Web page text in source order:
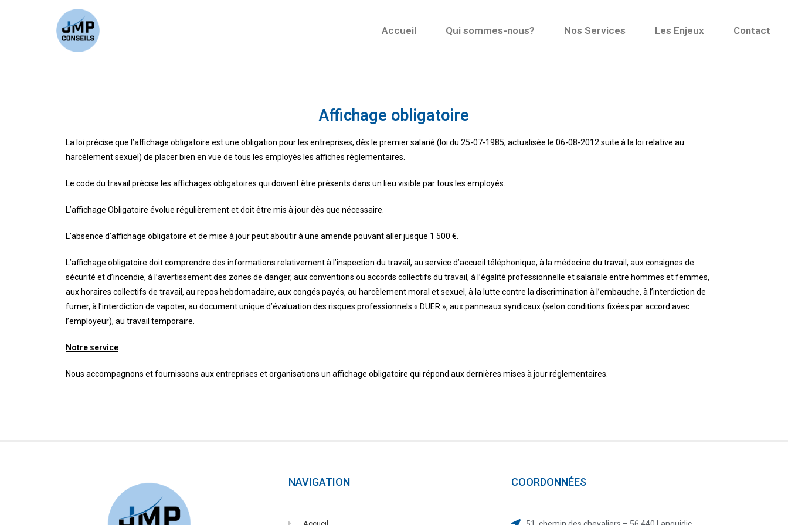
Accueil Qui sommes-nous? Nos Services Les Enjeux Contact
Affichage obligatoire
La loi précise que l’affichage obligatoire est une obligation pour les entreprises, dès le premier salarié (loi du 25-07-1985, actualisée le 06-08-2012 suite à la loi relative au
harcèlement sexuel) de placer bien en vue de tous les employés les affiches réglementaires.
Le code du travail précise les affichages obligatoires qui doivent être présents dans un lieu visible par tous les employés.
L’affichage Obligatoire évolue régulièrement et doit être mis à jour dès que nécessaire.
L’absence d’affichage obligatoire et de mise à jour peut aboutir à une amende pouvant aller jusque 1 500 €.
L’affichage obligatoire doit comprendre des informations relativement à l’inspection du travail, au service d’accueil téléphonique, à la médecine du travail, aux consignes de
sécurité et d’incendie, à l’avertissement des zones de danger, aux conventions ou accords collectifs du travail, à l’égalité professionnelle et salariale entre hommes et femmes,
aux horaires collectifs de travail, au repos hebdomadaire, aux congés payés, au harcèlement moral et sexuel, à la lutte contre la discrimination à l’embauche, à l’interdiction de
fumer, à l’interdiction de vapoter, au document unique d’évaluation des risques professionnels « DUER », aux panneaux syndicaux (selon conditions fixées par accord avec
l’employeur), au travail temporaire.
Notre service:
Nous accompagnons et fournissons aux entreprises et organisations un affichage obligatoire qui répond aux dernières mises à jour réglementaires.
NAVIGATION COORDONNÉES